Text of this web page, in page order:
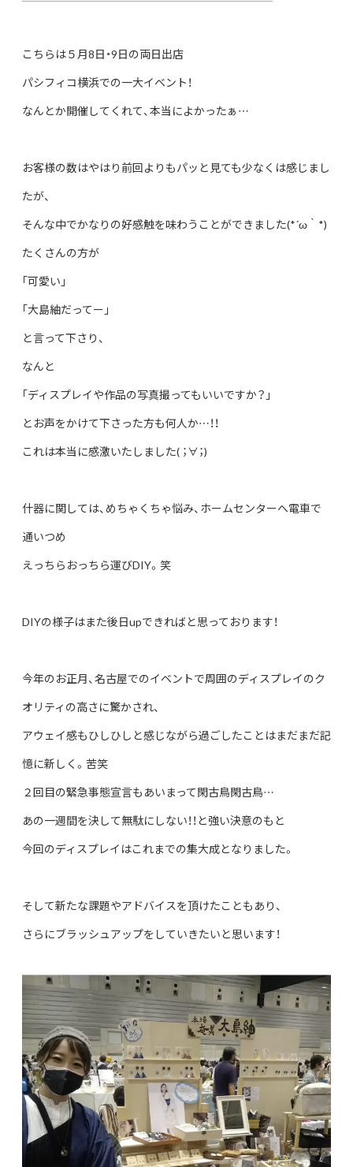
こちらは５月8日・9日の両日出店
パシフィコ横浜での一大イベント！
なんとか開催してくれて、本当によかったぁ…
お客様の数はやはり前回よりもパッと見ても少なくは感じまし
たが、
そんな中でかなりの好感触を味わうことができました(*´ω｀*)
たくさんの方が
｢可愛い｣
｢大島紬だってー｣
と言って下さり、
なんと
｢ディスプレイや作品の写真撮ってもいいですか？｣
とお声をかけて下さった方も何人か…！！
これは本当に感激いたしました( ；∀；)
什器に関しては、めちゃくちゃ悩み、ホームセンターへ電車で
通いつめ
えっちらおっちら運びDIY。笑
DIYの様子はまた後日upできればと思っております！
今年のお正月、名古屋でのイベントで周囲のディスプレイのク
オリティの高さに驚かされ、
アウェイ感もひしひしと感じながら過ごしたことはまだまだ記
憶に新しく。苦笑
２回目の緊急事態宣言もあいまって閑古鳥閑古鳥…
あの一週間を決して無駄にしない！！と強い決意のもと
今回のディスプレイはこれまでの集大成となりました。
そして新たな課題やアドバイスを頂けたこともあり、
さらにブラッシュアップをしていきたいと思います！